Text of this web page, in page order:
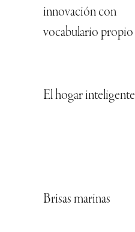
innovación con
vocabulario propio
El hogar inteligente
Brisas marinas